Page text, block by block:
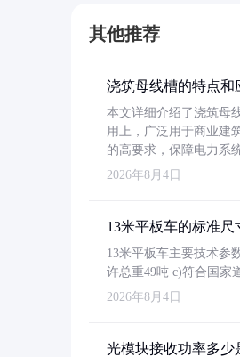
其他推荐
浇筑母线槽的特点和
本文详细介绍了浇筑母
用上，广泛用于商业建
的高要求，保障电力系
2026年8月4日
13米平板车的标准尺
13米平板车主要技术参
许总重49吨 c)符合国家
2026年8月4日
光模块接收功率多少